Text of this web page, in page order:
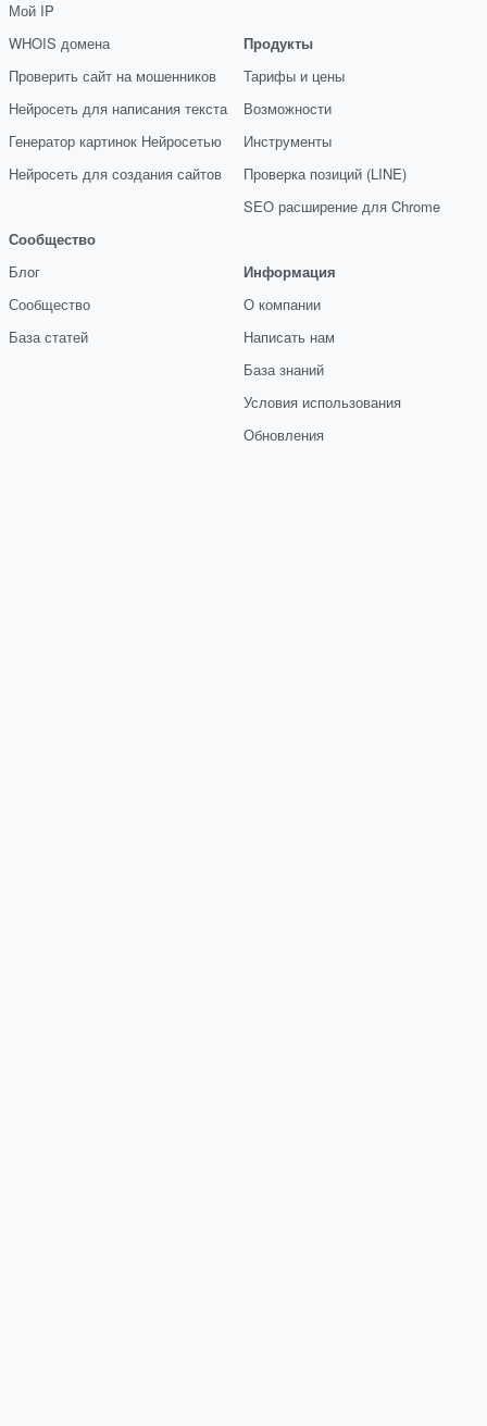
Мой IP
WHOIS домена
Проверить сайт на мошенников
Нейросеть для написания текста
Генератор картинок Нейросетью
Нейросеть для создания сайтов
Сообщество
Блог
Сообщество
База статей
Продукты
Тарифы и цены
Возможности
Инструменты
Проверка позиций (LINE)
SEO расширение для Chrome
Информация
О компании
Написать нам
База знаний
Условия использования
Обновления